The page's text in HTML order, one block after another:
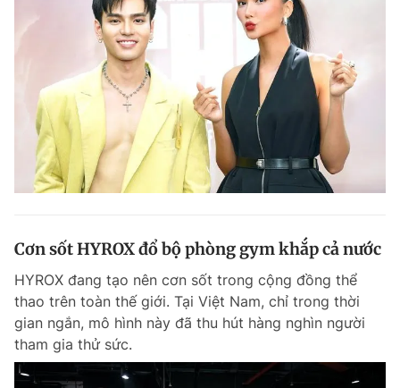
Cơn sốt HYROX đổ bộ phòng gym khắp cả nước
HYROX đang tạo nên cơn sốt trong cộng đồng thể
thao trên toàn thế giới. Tại Việt Nam, chỉ trong thời
gian ngắn, mô hình này đã thu hút hàng nghìn người
tham gia thử sức.